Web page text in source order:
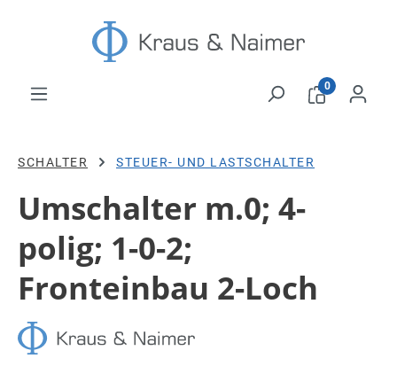
Zum Hauptinhalt springen
0
SCHALTER STEUER- UND LASTSCHALTER
Umschalter m.0; 4-
polig; 1-0-2;
Fronteinbau 2-Loch